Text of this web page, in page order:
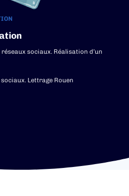
sociaux. Réalisation d’un
Lettrage Rouen